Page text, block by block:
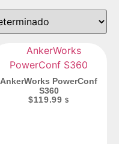
AnkerWorks PowerConf
S360
$119.99 $